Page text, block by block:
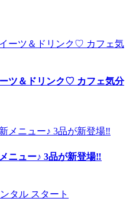
ツ＆ドリンク♡ カフェ気分
ニュー♪ 3品が新登場‼